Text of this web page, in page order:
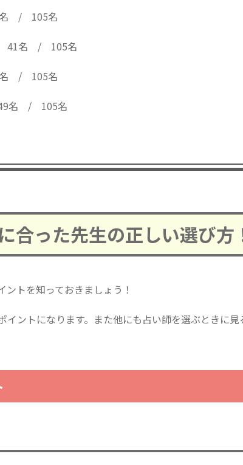
名 / 105名
41名 / 105名
名 / 105名
49名 / 105名
合った先生の正しい選び方
トを知っておきましょう！
ントになります。また他にも占い師を選ぶときに